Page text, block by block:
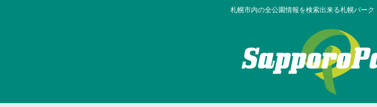
札幌市内の全公園情報を検索出来る札幌パーク